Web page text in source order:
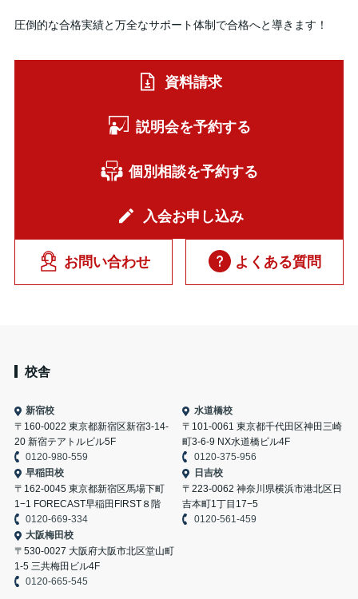
圧倒的な合格実績と万全なサポート体制で合格へと導きます！
資料請求
説明会を予約する
個別相談を予約する
入会お申し込み
お問い合わせ よくある質問
校舎
新宿校
〒160-0022 東京都新宿区新宿3-14-
20 新宿テアトルビル5F
0120-980-559
水道橋校
〒101-0061 東京都千代田区神田三崎
町3-6-9 NX水道橋ビル4F
0120-375-956
早稲田校
〒162-0045 東京都新宿区馬場下町
1−1 FORECAST早稲田FIRST８階
0120-669-334
日吉校
〒223-0062 神奈川県横浜市港北区日
吉本町1丁目17−5
0120-561-459
大阪梅田校
〒530-0027 大阪府大阪市北区堂山町
1-5 三共梅田ビル4F
0120-665-545